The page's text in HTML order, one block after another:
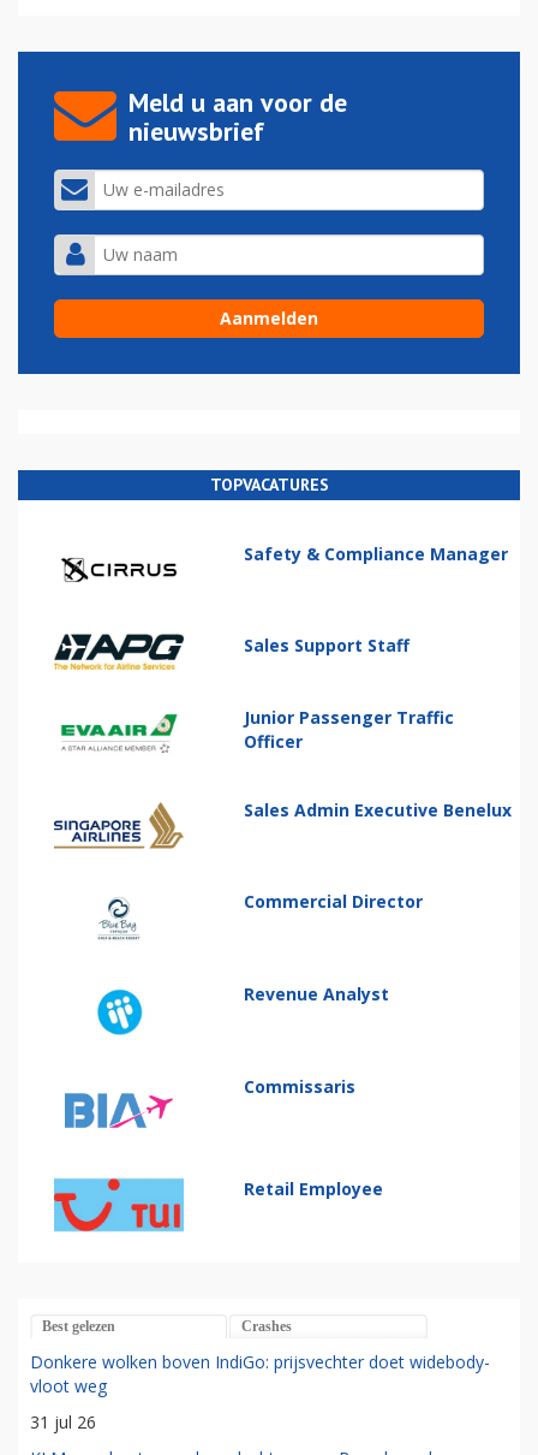
Meld u aan voor de
nieuwsbrief
TOPVACATURES
Safety & Compliance Manager
Sales Support Staff
Junior Passenger Traffic
Officer
Sales Admin Executive Benelux
Commercial Director
Revenue Analyst
Commissaris
Retail Employee
Best gelezen Crashes
Donkere wolken boven IndiGo: prijsvechter doet widebody-
vloot weg
31 jul 26